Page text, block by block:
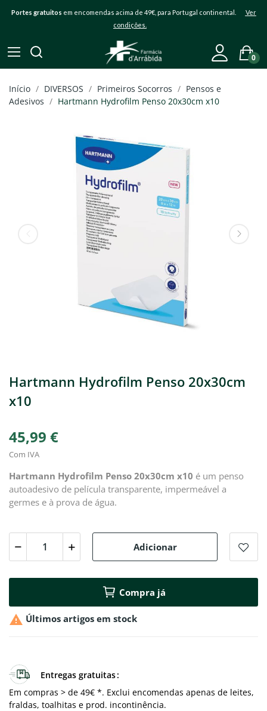
Portes gratuitos em encomendas acima de 49€, para Portugal continental. Ver
condições.
0
Início DIVERSOS Primeiros Socorros
Pensos e
Adesivos
Hartmann Hydrofilm Penso 20x30cm x10
Hartmann Hydrofilm Penso 20x30cm
x10
45,99 €
Com IVA
Hartmann Hydrofilm Penso 20x30cm x10 é um penso
autoadesivo de película transparente, impermeável a
germes e à prova de água.
Adicionar
Compra já
 Últimos artigos em stock
Entregas gratuitas
Em compras > de 49€ *. Exclui encomendas apenas de leites,
fraldas, toalhitas e prod. incontinência.